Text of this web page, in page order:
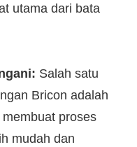
utama dari bata
Salah satu
Bricon adalah
proses
mudah dan